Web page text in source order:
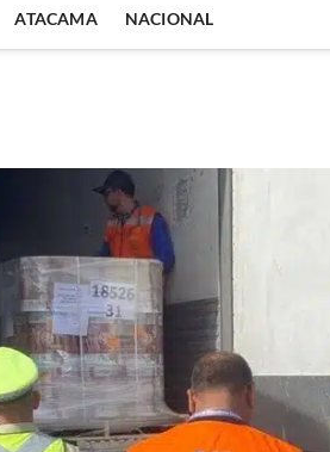
ATACAMA NACIONAL